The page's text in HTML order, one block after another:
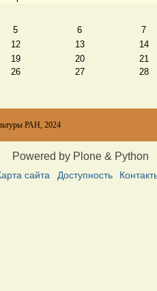
5 6
7
12 13
14
19 20
21
26 27
28
РАН, 2024
Powered by Plone & Python
сайта Доступность